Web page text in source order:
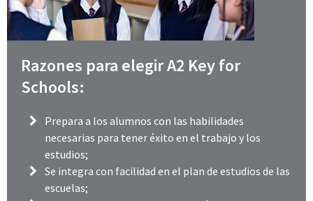
Razones para elegir A2 Key for
Schools:
Prepara a los alumnos con las habilidades
necesarias para tener éxito en el trabajo y los
estudios;
Se integra con facilidad en el plan de estudios de las
escuelas;